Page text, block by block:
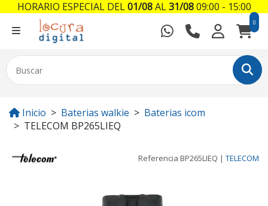
0
Inicio Baterias walkie
Baterias icom
TELECOM BP265LIEQ
Referencia BP265LIEQ | TELECOM
HORARIO ESPECIAL DEL01/08AL31/0809:00 - 15:00